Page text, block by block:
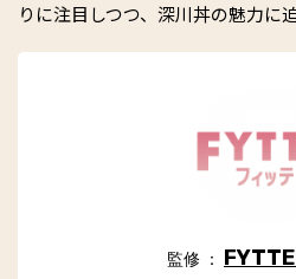
りに注目しつつ、深川丼の魅力に
監修 ：